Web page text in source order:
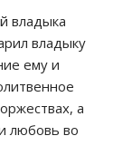
владыка
владыку
ему и
а
любовь во